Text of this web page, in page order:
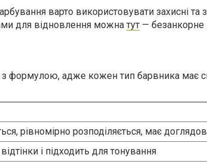
варто використовувати захисні та
для відновлення можна тут — безанкорне
формулою, адже кожен тип барвника має
рівномірно розподіляється, має
і підходить для тонування